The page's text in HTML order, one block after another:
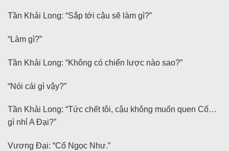
Tần Khải Long: “Sắp tới cậu sẽ làm gì?”
“Làm gì?”
Tần Khải Long: “Không có chiến lược nào sao?”
“Nói cái gì vậy?”
Tần Khải Long: “Tức chết tôi, cậu không muốn quen Cố…
gì nhỉ A Đại?”
Vương Đại: “Cố Ngọc Như.”